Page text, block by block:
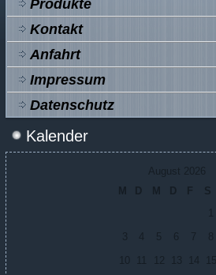
Produkte
Kontakt
Anfahrt
Impressum
Datenschutz
Kalender
August 2026
M
D M D F S
1
3
5 6 7 8
10
11 12 13 14 15